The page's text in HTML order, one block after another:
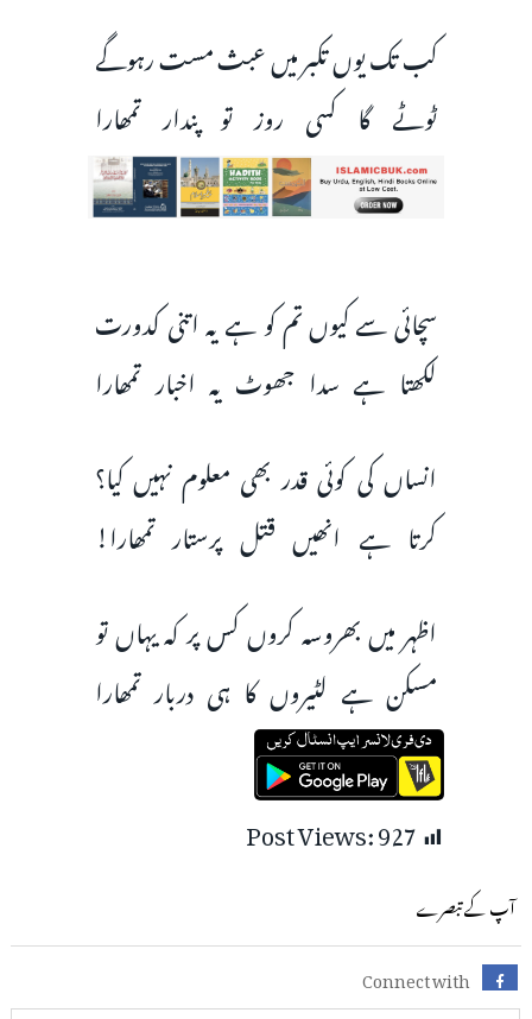
کب تک یوں تکبر میں عبث مست رہوگے
ٹوٹے گا کسی روز تو پندار تمھارا
سچائی سے کیوں تم کو ہے یہ اتنی کدورت
لکھتا ہے سدا جھوٹ یہ اخبار تمھارا
انساں کی کوئی قدر بھی معلوم نہیں کیا؟
کرتا ہے انھیں قتل پرستار تمھارا!
اظہر میں بھروسہ کروں کس پر کہ یہاں تو
مسکن ہے لٹیروں کا ہی دربار تمھارا
Post Views:927
آپ کے تبصرے
Connect with